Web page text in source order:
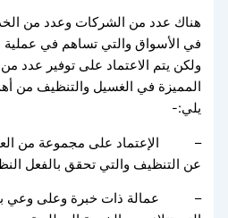
هناك عدد من الشركات وعدد من
في الأسواق والتي تساهم في عملية
ولكن يتم الاعتماد على توفير عدد
المميزة في الغسيل والتنظيف من أهم
يلي:-
– الإعتماد على مجموعة من
عن التنظيف والتي تحقق بالفعل
– عمالة ذات خبرة وعلى وعي